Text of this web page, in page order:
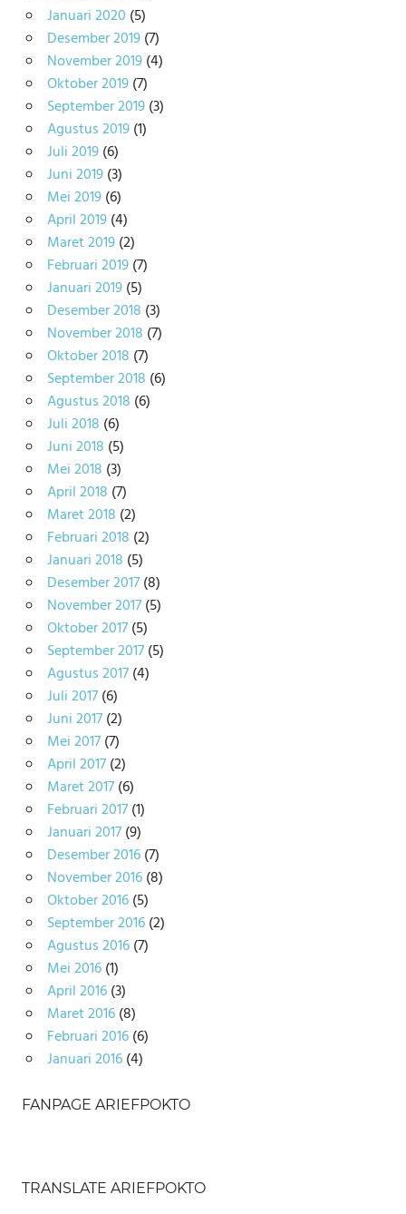
Januari 2020 (5)
Desember 2019(7)
November 2019(4)
Oktober 2019(7)
September 2019(3)
Agustus 2019(1)
Juli 2019(6)
Juni 2019(3)
Mei 2019(6)
April 2019(4)
Maret 2019(2)
Februari 2019(7)
Januari 2019(5)
Desember 2018 (3)
November 2018 (7)
Oktober 2018 (7)
September 2018 (6)
Agustus 2018 (6)
Juli 2018 (6)
Juni 2018 (5)
Mei 2018 (3)
April 2018 (7)
Maret 2018 (2)
Februari 2018 (2)
Januari 2018 (5)
Desember 2017(8)
November 2017(5)
Oktober 2017(5)
September 2017(5)
Agustus 2017(4)
Juli 2017(6)
Juni 2017(2)
Mei 2017(7)
April 2017(2)
Maret 2017(6)
Februari 2017(1)
Januari 2017(9)
Desember 2016(7)
November 2016(8)
Oktober 2016(5)
September 2016(2)
Agustus 2016(7)
Mei 2016(1)
April 2016(3)
Maret 2016(8)
Februari 2016(6)
Januari 2016(4)
FANPAGE ARIEFPOKTO
TRANSLATE ARIEFPOKTO